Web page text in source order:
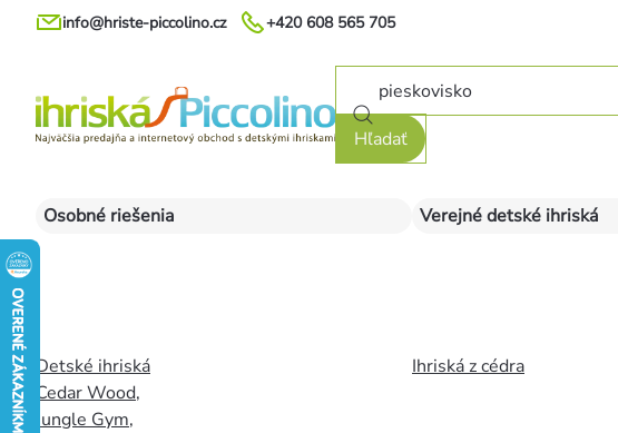
Prejsť
+420 608 565 705
info@hriste-piccolino.cz
Hľadať
Osobné riešenia
Detské ihriská
Cedar Wood,
Jungle Gym,
Verejné detské ihriská
Ihriská z cédra